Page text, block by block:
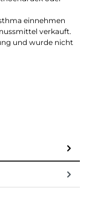
einnehmen
verkauft.
und wurde nicht